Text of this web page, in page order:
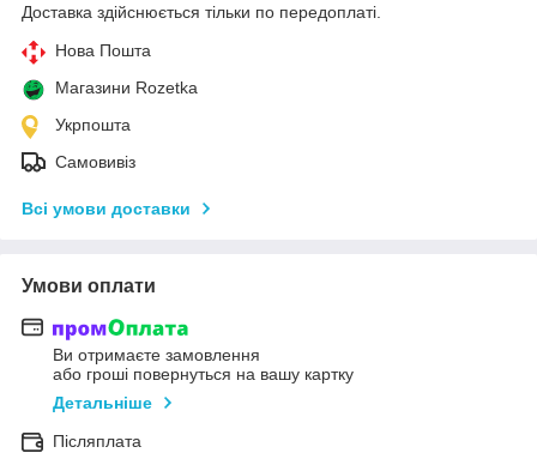
Доставка здійснюється тільки по передоплаті.
Нова Пошта
Магазини Rozetka
Укрпошта
Самовивіз
Всі умови доставки
Умови оплати
Ви отримаєте замовлення
або гроші повернуться на вашу картку
Детальніше
Післяплата